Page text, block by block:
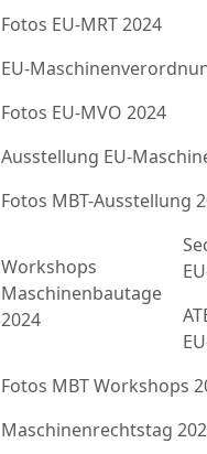
Fotos EU-MRT 2024
EU-
Fotos EU-MVO 2024
Ausstellung EU-
Fotos MBT-Ausstellung
Workshops
Maschinenbautage
2024
Fotos MBT Workshops
Maschinenrechtstag